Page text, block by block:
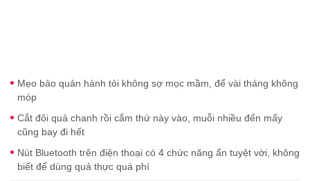
Mẹo bảo quản hành tỏi không sợ mọc mầm, để vài tháng không
móp
Cắt đôi quả chanh rồi cắm thứ này vào, muỗi nhiều đến mấy
cũng bay đi hết
Nút Bluetooth trên điện thoại có 4 chức năng ẩn tuyệt vời, không
biết để dùng quả thực quá phí